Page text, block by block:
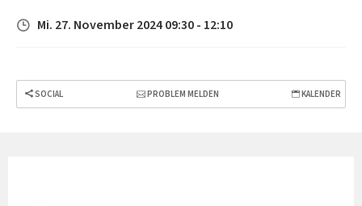
Mi. 27. November 2024 09:30 - 12:10
SOCIAL PROBLEM MELDEN KALENDER